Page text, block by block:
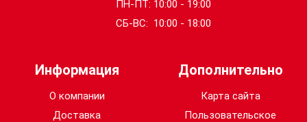
ПН-ПТ: 10:00 - 19:00
СБ-ВС: 10:00 - 18:00
Информация
О компании
Доставка
Дополнительно
Карта сайта
Пользовательское